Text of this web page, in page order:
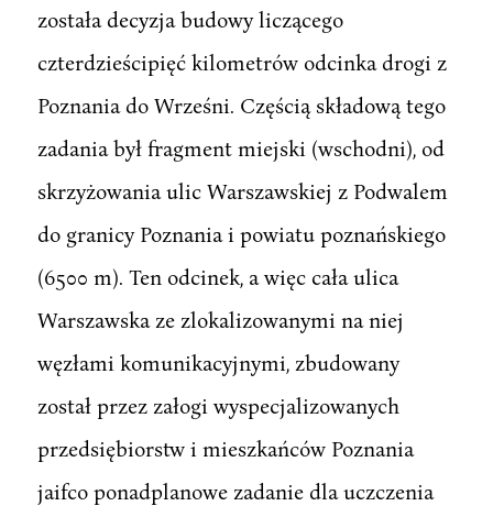
została decyzja budowy liczącego
czterdzieścipięć kilometrów odcinka drogi z
Poznania do Wrześni. Częścią składową tego
zadania był fragment miejski (wschodni), od
skrzyżowania ulic Warszawskiej z Podwalem
do granicy Poznania i powiatu poznańskiego
(6500 m). Ten odcinek, a więc cała ulica
Warszawska ze zlokalizowanymi na niej
węzłami komunikacyjnymi, zbudowany
został przez załogi wyspecjalizowanych
przedsiębiorstw i mieszkańców Poznania
jaifco ponadplanowe zadanie dla uczczenia